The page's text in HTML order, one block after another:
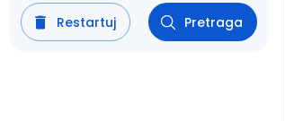
Restartuj Pretraga